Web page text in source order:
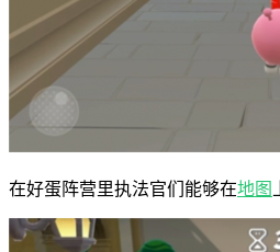
在好蛋阵营里执法官们能够在地图